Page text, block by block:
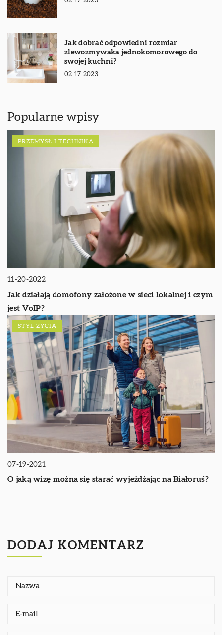
Jak dobrać odpowiedni rozmiar
zlewozmywaka jednokomorowego do
swojej kuchni?
02-17-2023
Popularne wpisy
PRZEMYSŁ I TECHNIKA
11-20-2022
Jak działają domofony założone w sieci lokalnej i czym
jest VoIP?
STYL ŻYCIA
07-19-2021
O jaką wizę można się starać wyjeżdżając na Białoruś?
DODAJ KOMENTARZ